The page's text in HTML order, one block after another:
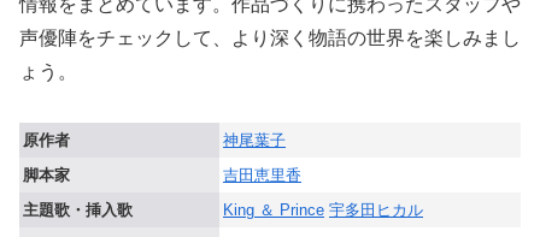
声優陣をチェックして、より深く物語の世界を楽しみまし
ょう。
原作者
神尾葉子
脚本家
吉田恵里香
主題歌・挿入歌
King ＆ Prince 宇多田ヒカル